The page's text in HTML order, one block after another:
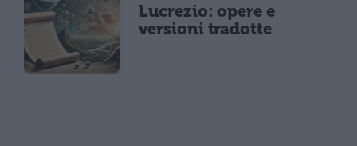
Lucrezio: opere e
versioni tradotte